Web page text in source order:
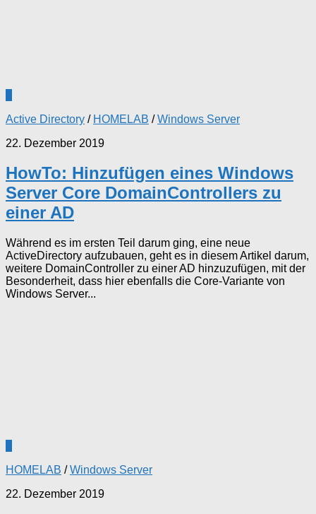
Active Directory / HOMELAB /Windows Server
22. Dezember 2019
HowTo: Hinzufügen eines Windows
Server Core DomainControllers zu
einer AD
Während es im ersten Teil darum ging, eine neue
ActiveDirectory aufzubauen, geht es in diesem Artikel darum,
weitere DomainController zu einer AD hinzuzufügen, mit der
Besonderheit, dass hier ebenfalls die Core-Variante von
Windows Server...
HOMELAB /Windows Server
22. Dezember 2019